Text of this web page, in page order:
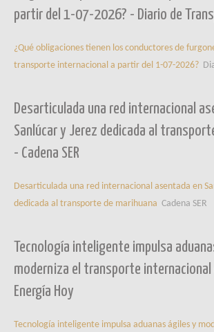
partir del 1-07-2026? - Diario de
¿Qué obligaciones tienen los conductores de
transporte internacional a partir del 1-07-2026?
Desarticulada una red internacional
Sanlúcar y Jerez dedicada al
- Cadena SER
Desarticulada una red internacional asentada en
dedicada al transporte de marihuana Cadena SER
Tecnología inteligente impulsa
moderniza el transporte internacional
Energía Hoy
Tecnología inteligente impulsa aduanas ágiles y